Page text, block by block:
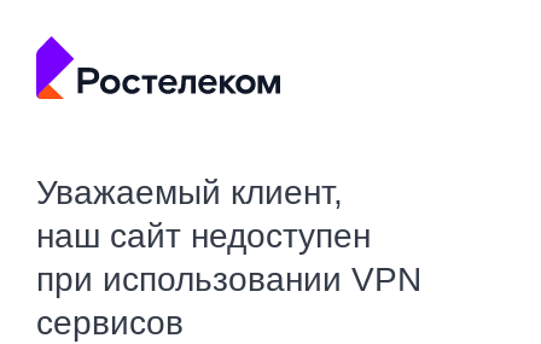
Уважаемый клиент,
наш сайт недоступен
при использовании VPN
сервисов